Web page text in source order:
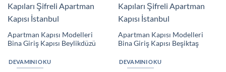
Apartman Kapısı Modelleri
Bina Giriş Kapısı Beylikdüzü
DEVAMINI OKU
Apartman Kapısı Modelleri
Bina Giriş Kapısı Beşiktaş
DEVAMINI OKU